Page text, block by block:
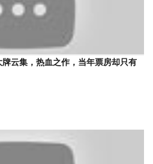
牌云集，热血之作，当年票房却只有